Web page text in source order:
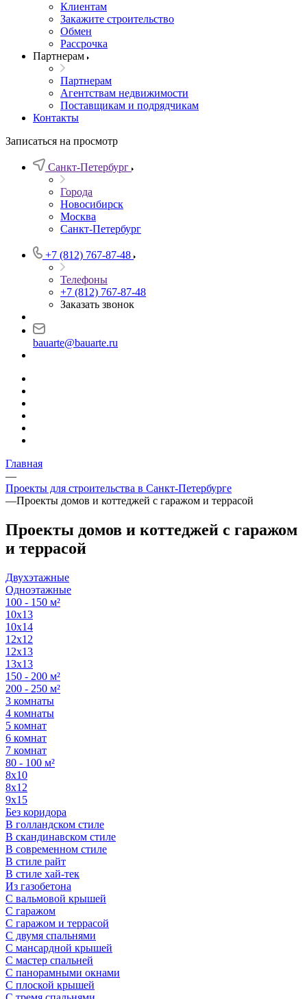
Клиентам
Закажите строительство
Обмен
Рассрочка
Партнерам
Партнерам
Агентствам недвижимости
Поставщикам и подрядчикам
Контакты
Записаться на просмотр
Санкт-Петербург
Города
Новосибирск
Москва
Санкт-Петербург
+7 (812) 767-87-48
Телефоны
+7 (812) 767-87-48
Заказать звонок
bauarte@bauarte.ru
Главная
—
Проекты для строительства в Санкт-Петербурге
—Проекты домов и коттеджей с гаражом и террасой
Проекты домов и коттеджей с гаражом
и террасой
Двухэтажные
Одноэтажные
100 - 150 м²
10х13
10х14
12х12
12х13
13х13
150 - 200 м²
200 - 250 м²
3 комнаты
4 комнаты
5 комнат
6 комнат
7 комнат
80 - 100 м²
8х10
8х12
9х15
Без коридора
В голландском стиле
В скандинавском стиле
В современном стиле
В стиле райт
В стиле хай-тек
Из газобетона
С вальмовой крышей
С гаражом
С гаражом и террасой
С двумя спальнями
С мансардной крышей
С мастер спальней
С панорамными окнами
С плоской крышей